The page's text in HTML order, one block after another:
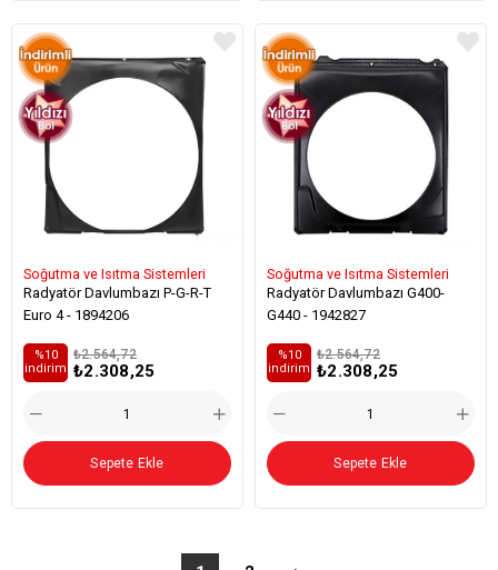
Soğutma ve Isıtma Sistemleri
Radyatör Davlumbazı P-G-R-T
Euro 4 - 1894206
₺2.308,25
₺2.564,72
%10
i̇ndirim
Sepete Ekle
Soğutma ve Isıtma Sistemleri
Radyatör Davlumbazı G400-
G440 - 1942827
₺2.308,25
₺2.564,72
%10
i̇ndirim
Sepete Ekle